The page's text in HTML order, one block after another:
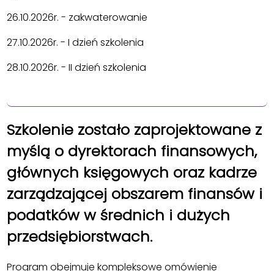
26.10.2026r. - zakwaterowanie
27.10.2026r. - I dzień szkolenia
28.10.2026r. - II dzień szkolenia
Szkolenie zostało zaprojektowane z
myślą o dyrektorach finansowych,
głównych księgowych oraz kadrze
zarządzającej obszarem finansów i
podatków w średnich i dużych
przedsiębiorstwach.
Program obejmuje kompleksowe omówienie